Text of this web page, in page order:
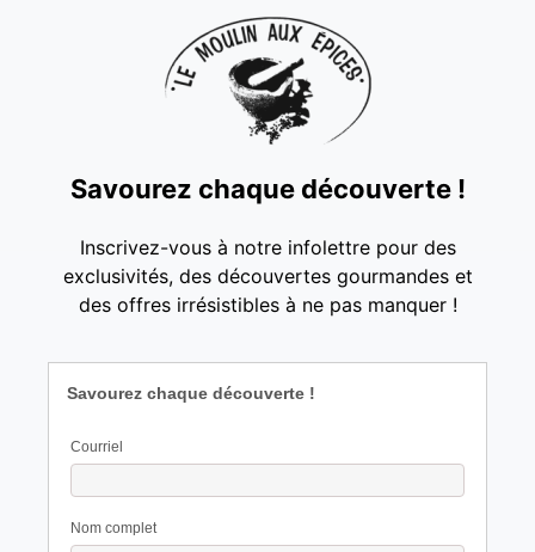
Savourez chaque découverte !
Inscrivez-vous à notre infolettre pour des
exclusivités, des découvertes gourmandes et
des offres irrésistibles à ne pas manquer !
Savourez chaque découverte !
Courriel
Nom complet